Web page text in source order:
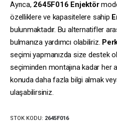
Ayrıca, 2645F016 Enjektör
özelliklere ve kapasitelere sahip
bulunmaktadır. Bu alternatifler
bulmanıza yardımcı olabiliriz.
seçimi yapmanızda size destek
seçiminden montajına kadar her
konuda daha fazla bilgi almak
ulaşabilirsiniz.
STOK KODU: 2645F016